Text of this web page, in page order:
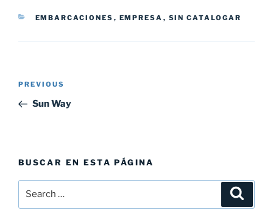
EMBARCACIONES , EMPRESA , SIN CATALOGAR
PREVIOUS
Sun Way
BUSCAR EN ESTA PÁGINA